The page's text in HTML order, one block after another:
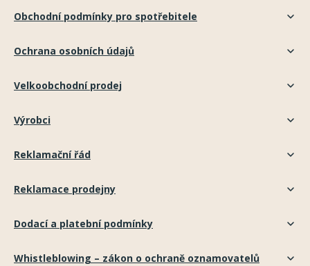
Obchodní podmínky pro spotřebitele
Ochrana osobních údajů
Velkoobchodní prodej
Výrobci
Reklamační řád
Reklamace prodejny
Dodací a platební podmínky
Whistleblowing – zákon o ochraně oznamovatelů